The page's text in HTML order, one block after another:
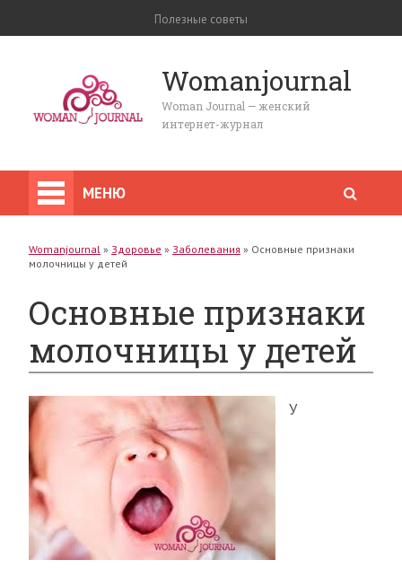
Полезные советы
Womanjournal
Woman Journal — женский
интернет-журнал
МЕНЮ
Womanjournal » Здоровье » Заболевания » Основные признаки
молочницы у детей
Основные признаки
молочницы у детей
У